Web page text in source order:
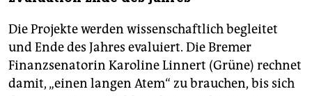
Die Projekte werden wissenschaftlich begleitet
und Ende des Jahres evaluiert. Die Bremer
Finanzsenatorin Karoline Linnert (Grüne) rechnet
damit, „einen langen Atem“ zu brauchen, bis sich